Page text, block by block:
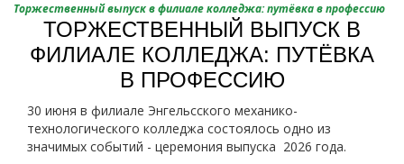
Торжественный выпуск в филиале колледжа: путёвка в профессию
ТОРЖЕСТВЕННЫЙ ВЫПУСК В
ФИЛИАЛЕ КОЛЛЕДЖА: ПУТЁВКА
В ПРОФЕССИЮ
30 июня в филиале Энгельсского механико-
технологического колледжа состоялось одно из
значимых событий - церемония выпуска 2026 года.